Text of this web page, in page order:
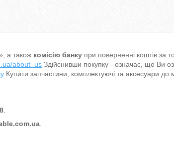
а також комісію банку при поверненні коштів за
about_us Здійснивши покупку - означає, що Ви
Купити запчастини, комплектуючі та аксесуари